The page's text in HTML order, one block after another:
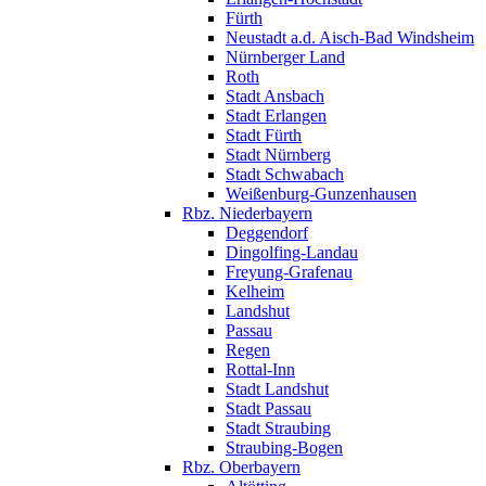
Fürth
Neustadt a.d. Aisch-Bad Windsheim
Nürnberger Land
Roth
Stadt Ansbach
Stadt Erlangen
Stadt Fürth
Stadt Nürnberg
Stadt Schwabach
Weißenburg-Gunzenhausen
Rbz. Niederbayern
Deggendorf
Dingolfing-Landau
Freyung-Grafenau
Kelheim
Landshut
Passau
Regen
Rottal-Inn
Stadt Landshut
Stadt Passau
Stadt Straubing
Straubing-Bogen
Rbz. Oberbayern